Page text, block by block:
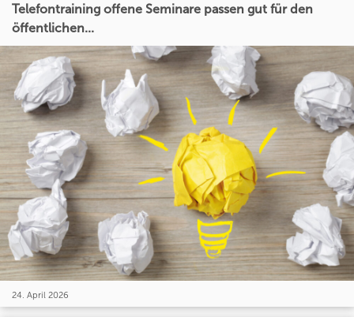
Telefontraining offene Seminare passen gut für den
öffentlichen...
24. April 2026